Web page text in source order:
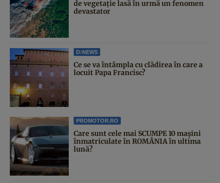
de vegetație lasă în urmă un fenomen
devastator
D:NEWS
Ce se va întâmpla cu clădirea în care a
locuit Papa Francisc?
PROMOTOR.RO
Care sunt cele mai SCUMPE 10 mașini
înmatriculate în ROMÂNIA în ultima
lună?